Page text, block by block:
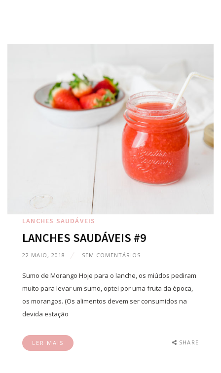
LANCHES SAUDÁVEIS
LANCHES SAUDÁVEIS #9
22 MAIO, 2018 SEM COMENTÁRIOS
Sumo de Morango Hoje para o lanche, os miúdos pediram
muito para levar um sumo, optei por uma fruta da época,
os morangos. (Os alimentos devem ser consumidos na
devida estação
LER MAIS SHARE